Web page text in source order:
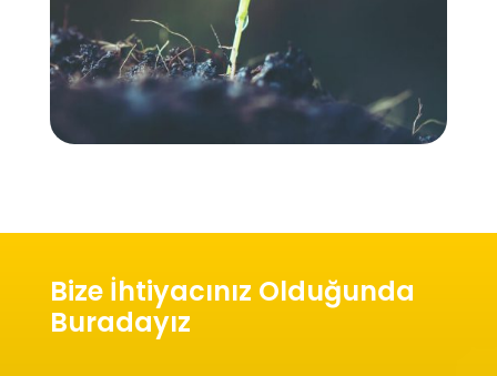
Bize İhtiyacınız Olduğunda
Buradayız